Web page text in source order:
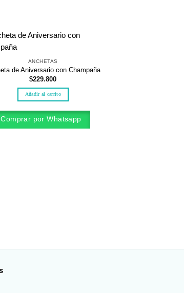
ANCHETAS
de Aniversario con Champaña
$229.800
Añadir al carrito
Comprar por Whatsapp